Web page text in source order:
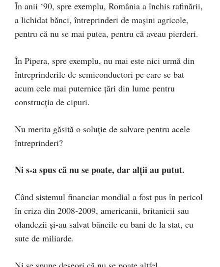
În anii ‘90, spre exemplu, România a închis rafinării,
a lichidat bănci, întreprinderi de maşini agricole,
pentru că nu se mai putea, pentru că aveau pierderi.
În Pipera, spre exemplu, nu mai este nici urmă din
întreprinderile de semiconductori pe care se bat
acum cele mai puternice ţări din lume pentru
construcţia de cipuri.
Nu merita găsită o soluţie de salvare pentru acele
întreprinderi?
Ni s-a spus că nu se poate, dar alţii au putut.
Când sistemul financiar mondial a fost pus în pericol
în criza din 2008-2009, americanii, britanicii sau
olandezii şi-au salvat băncile cu bani de la stat, cu
sute de miliarde.